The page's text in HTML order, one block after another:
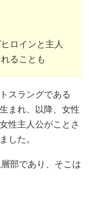
ロインと主人
ることも
スラングである
まれ、以降、女性
性主人公がことさ
した。
部であり、そこは